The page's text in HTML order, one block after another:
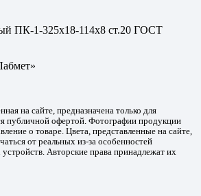
ПК-1-325х18-114х8 ст.20 ГОСТ
на сайте, предназначена только для
публичной офертой. Фотографии продукции
о товаре. Цвета, представленные на сайте,
от реальных из-за особенностей
Авторские права принадлежат их